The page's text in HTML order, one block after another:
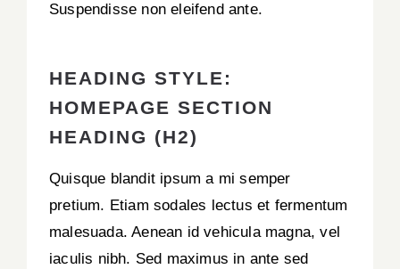
Suspendisse non eleifend ante.
HEADING STYLE:
HOMEPAGE SECTION
HEADING (H2)
Quisque blandit ipsum a mi semper
pretium. Etiam sodales lectus et fermentum
malesuada. Aenean id vehicula magna, vel
iaculis nibh. Sed maximus in ante sed